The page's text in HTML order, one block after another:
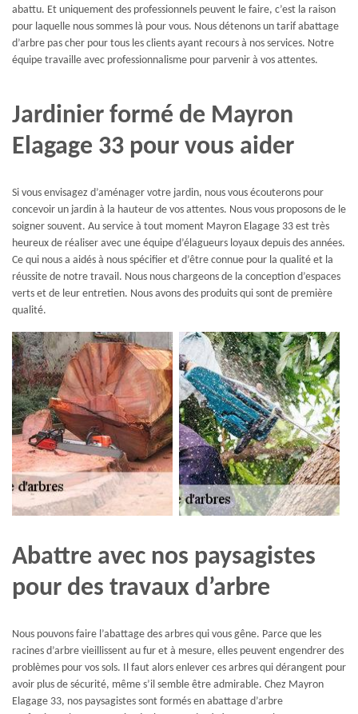
abattu. Et uniquement des professionnels peuvent le faire, c’est la raison
pour laquelle nous sommes là pour vous. Nous détenons un tarif abattage
d’arbre pas cher pour tous les clients ayant recours à nos services. Notre
équipe travaille avec professionnalisme pour parvenir à vos attentes.
Jardinier formé de Mayron
Elagage 33 pour vous aider
Si vous envisagez d’aménager votre jardin, nous vous écouterons pour
concevoir un jardin à la hauteur de vos attentes. Nous vous proposons de le
soigner souvent. Au service à tout moment Mayron Elagage 33 est très
heureux de réaliser avec une équipe d’élagueurs loyaux depuis des années.
Ce qui nous a aidés à nous spécifier et d’être connue pour la qualité et la
réussite de notre travail. Nous nous chargeons de la conception d’espaces
verts et de leur entretien. Nous avons des produits qui sont de première
qualité.
Abattre avec nos paysagistes
pour des travaux d’arbre
Nous pouvons faire l’abattage des arbres qui vous gêne. Parce que les
racines d’arbre vieillissent au fur et à mesure, elles peuvent engendrer des
problèmes pour vos sols. Il faut alors enlever ces arbres qui dérangent pour
avoir plus de sécurité, même s’il semble être admirable. Chez Mayron
Elagage 33, nos paysagistes sont formés en abattage d’arbre